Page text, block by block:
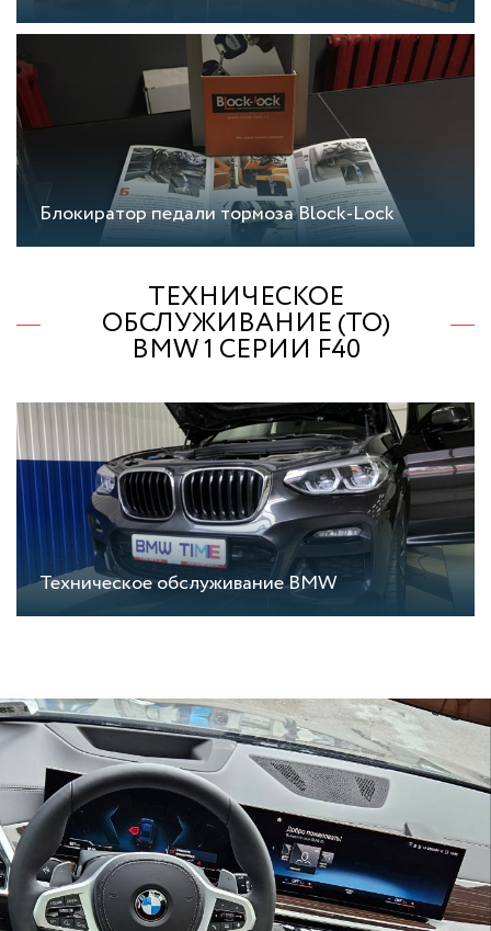
Блокиратор педали тормоза Block-Lock
ТЕХНИЧЕСКОЕ
ОБСЛУЖИВАНИЕ (ТО)
BMW 1 СЕРИИ F40
Техническое обслуживание BMW